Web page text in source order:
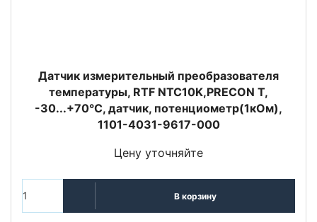
Датчик измерительный преобразователя
температуры, RTF NTC10K,PRECON T,
-30...+70°C, датчик, потенциометр(1кОм),
1101-4031-9617-000
Цену уточняйте
В корзину